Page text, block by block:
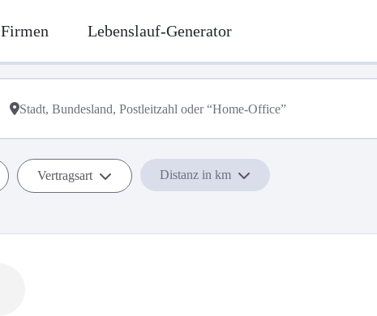
Firmen Lebenslauf-Generator
Vertragsart Distanz in km